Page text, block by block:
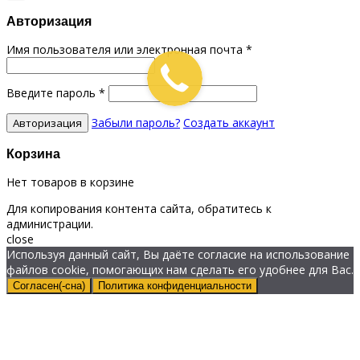
Авторизация
Имя пользователя или электронная почта *
Введите пароль *
Забыли пароль? Создать аккаунт
Корзина
Нет товаров в корзине
Для копирования контента сайта, обратитесь к
администрации.
close
Используя данный сайт, Вы даёте согласие на использование
файлов cookie, помогающих нам сделать его удобнее для Вас.
Согласен(-сна) Политика конфиденциальности